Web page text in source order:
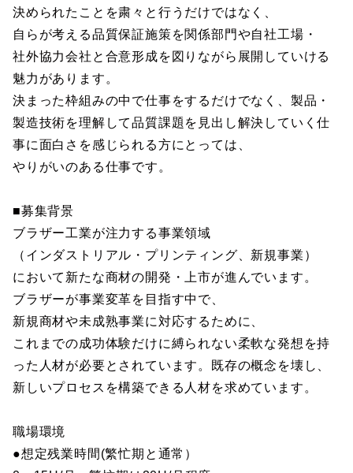
決められたことを粛々と行うだけではなく、
自らが考える品質保証施策を関係部門や自社工場・
社外協力会社と合意形成を図りながら展開していける
魅力があります。
決まった枠組みの中で仕事をするだけでなく、製品・
製造技術を理解して品質課題を見出し解決していく仕
事に面白さを感じられる方にとっては、
やりがいのある仕事です。
■募集背景
ブラザー工業が注力する事業領域
（インダストリアル・プリンティング、新規事業）
において新たな商材の開発・上市が進んでいます。
ブラザーが事業変革を目指す中で、
新規商材や未成熟事業に対応するために、
これまでの成功体験だけに縛られない柔軟な発想を持
った人材が必要とされています。既存の概念を壊し、
新しいプロセスを構築できる人材を求めています。
職場環境
●想定残業時間(繁忙期と通常）